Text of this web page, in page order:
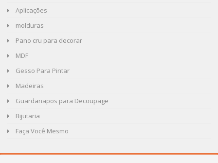
Aplicações
molduras
Pano cru para decorar
MDF
Gesso Para Pintar
Madeiras
Guardanapos para Decoupage
Bijutaria
Faça Você Mesmo